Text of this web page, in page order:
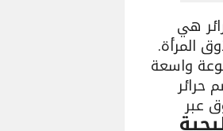
هي
المرأة.
واسعة
حرائر
عبر